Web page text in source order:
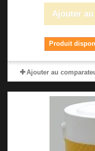
Ajouter
Produit
Ajouter au